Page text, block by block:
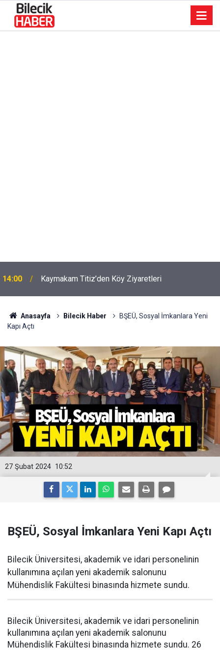
14:00 Kaymakam Titiz’den Köy Ziyaretleri
Anasayfa Bilecik Haber
BŞEÜ, Sosyal İmkanlara Yeni
Kapı Açtı
10:52
27 Şubat 2024
BŞEÜ, Sosyal İmkanlara Yeni Kapı Açtı
Bilecik Üniversitesi, akademik ve idari personelinin
kullanımına açılan yeni akademik salonunu
Mühendislik Fakültesi binasında hizmete sundu.
Bilecik Üniversitesi, akademik ve idari personelinin
kullanımına açılan yeni akademik salonunu
Mühendislik Fakültesi binasında hizmete sundu. 26